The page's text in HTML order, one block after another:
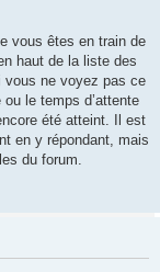
vous êtes en train de
haut de la liste des
vous ne voyez pas ce
le temps d’attente
été atteint. Il est
en y répondant, mais
du forum.